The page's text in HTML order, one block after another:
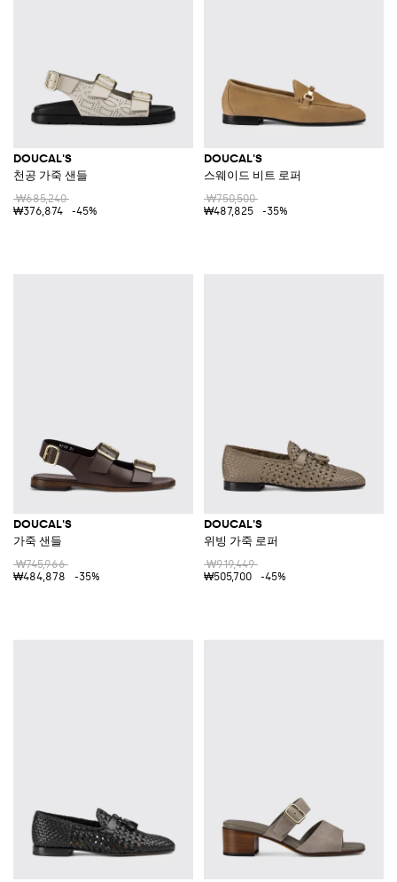
DOUCAL'S
천공 가죽 샌들
₩685,240
₩376,874
-45%
DOUCAL'S
스웨이드 비트 로퍼
₩750,500
₩487,825
-35%
DOUCAL'S
가죽 샌들
₩745,966
₩484,878
-35%
DOUCAL'S
위빙 가죽 로퍼
₩919,449
₩505,700
-45%